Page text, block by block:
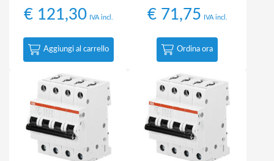
€ 121,30 IVA incl.
Aggiungi al carrello
€71,75 IVA incl.
Ordina ora